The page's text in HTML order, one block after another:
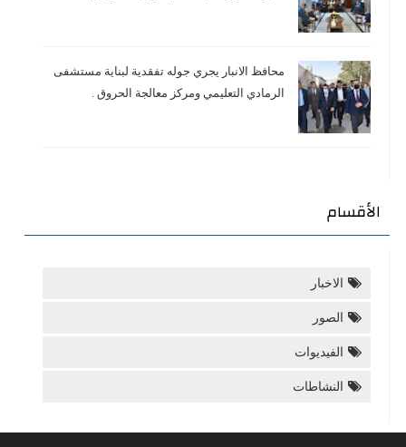
محافظ الانبار يجري جوله تفقدية لبناية مستشفى
الرمادي التعليمي ومركز معالجة الحروق .
الأقسام
الاخبار
الصور
الفيديوات
النشاطات